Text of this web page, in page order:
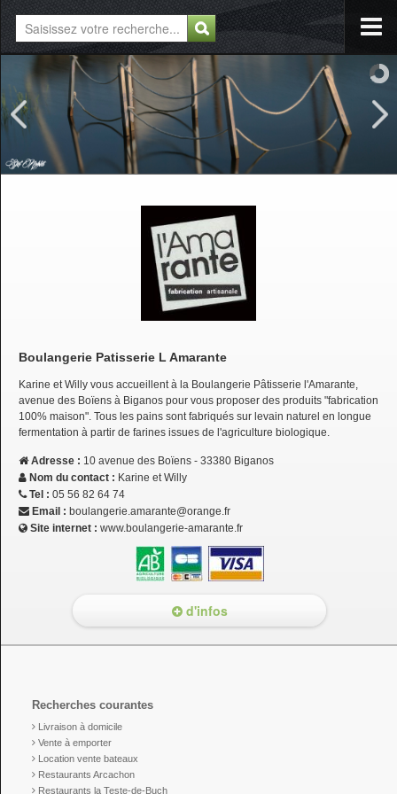
Boulangerie Patisserie L Amarante
Karine et Willy vous accueillent à la Boulangerie Pâtisserie l'Amarante,
avenue des Boïens à Biganos pour vous proposer des produits "fabrication
100% maison". Tous les pains sont fabriqués sur levain naturel en longue
fermentation à partir de farines issues de l'agriculture biologique.
Adresse : 10 avenue des Boïens - 33380 Biganos
Nom du contact : Karine et Willy
Tel : 05 56 82 64 74
Email : boulangerie.amarante@orange.fr
Site internet : www.boulangerie-amarante.fr
d'infos
Recherches courantes
Livraison à domicile
Vente à emporter
Location vente bateaux
Restaurants Arcachon
Restaurants la Teste-de-Buch